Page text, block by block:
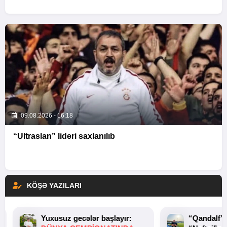
09.08.2026 - 16:18
“Ultraslan” lideri saxlanılıb
KÖŞƏ YAZILARI
Yuxusuz gecələr başlayır: